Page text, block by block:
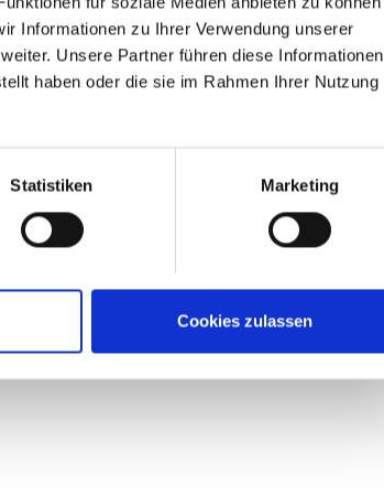
Informationen zu Ihrer Verwendung unserer
Unsere Partner führen diese Informationen
haben oder die sie im Rahmen Ihrer Nutzung
Statistiken Marketing
Cookies zulassen